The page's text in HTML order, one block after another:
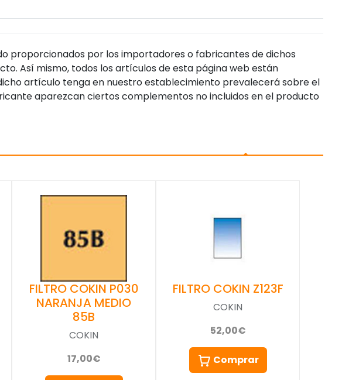
proporcionados por los importadores o fabricantes de dichos
Así mismo, todos los artículos de esta página web están
artículo tenga en nuestro establecimiento prevalecerá sobre el
aparezcan ciertos complementos no incluidos en el producto
FILTRO COKIN P030
NARANJA MEDIO
85B
COKIN
17,00€
FILTRO COKIN Z123F
COKIN
52,00€
Comprar